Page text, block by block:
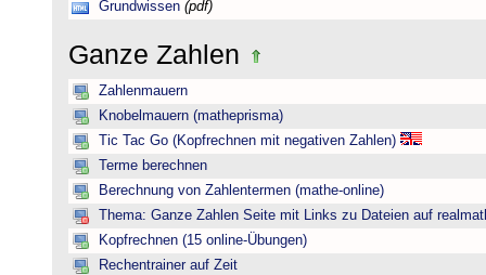
Grundwissen (pdf)
Ganze Zahlen
Zahlenmauern
Knobelmauern (matheprisma)
Tic Tac Go (Kopfrechnen mit negativen Zahlen)
Terme berechnen
Berechnung von Zahlentermen (mathe-online)
Thema: Ganze Zahlen Seite mit Links zu Dateien auf
Kopfrechnen (15 online-Übungen)
Rechentrainer auf Zeit